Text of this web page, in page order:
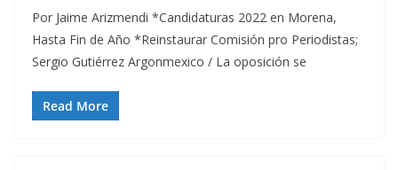
Por Jaime Arizmendi *Candidaturas 2022 en Morena,
Hasta Fin de Año *Reinstaurar Comisión pro Periodistas;
Sergio Gutiérrez Argonmexico / La oposición se
Read More